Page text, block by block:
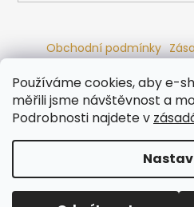
Používáme cookies, aby e-
měřili jsme návštěvnost a
Podrobnosti najdete v
Obchodní podmínky
Ochrana osobních
Odstoupení od smlouvy
Koupací sudy
Copyright 2026Ráj saun.